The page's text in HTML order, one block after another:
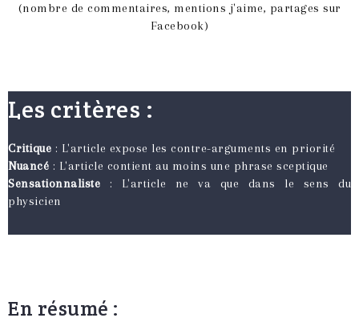
(nombre de commentaires, mentions j'aime, partages sur
Facebook)
Les critères :
Critique : L'article expose les contre-arguments en priorité
Nuancé : L'article contient au moins une phrase sceptique
Sensationnaliste : L'article ne va que dans le sens du
physicien
En résumé :